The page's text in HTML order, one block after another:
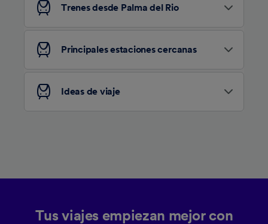
Trenes desde Palma del Rio
Principales estaciones cercanas
Ideas de viaje
Tus viajes empiezan mejor con